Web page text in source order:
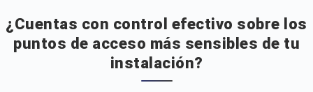
¿Cuentas con control efectivo sobre los
puntos de acceso más sensibles de tu
instalación?